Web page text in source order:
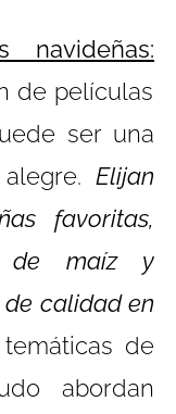
navideñas:
de películas
ser una
Elijan
favoritas,
de maíz y
calidad en
de
abordan